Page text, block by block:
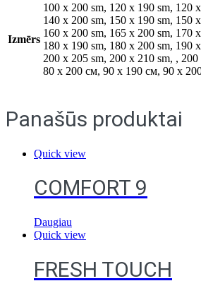
Izmērs
100 x 200 sm, 120 x 190 sm, 120
140 x 200 sm, 150 x 190 sm, 150
160 x 200 sm, 165 x 200 sm, 170
180 x 190 sm, 180 x 200 sm, 190
200 x 205 sm, 200 x 210 sm, ,
80 x 200 см, 90 x 190 см, 90 x
Panašūs produktai
Quick view
COMFORT 9
Daugiau
Quick view
FRESH TOUCH